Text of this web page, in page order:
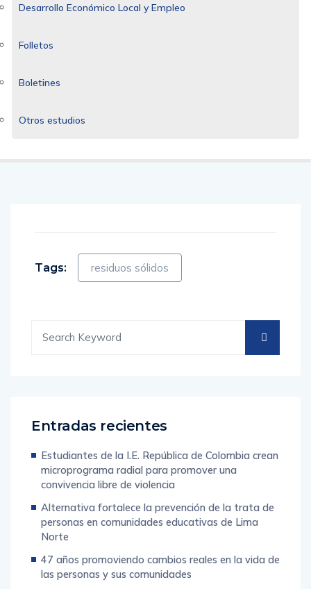
Desarrollo Económico Local y Empleo
Folletos
Boletines
Otros estudios
Tags: residuos sólidos
Entradas recientes
Estudiantes de la I.E. República de Colombia crean
microprograma radial para promover una
convivencia libre de violencia
Alternativa fortalece la prevención de la trata de
personas en comunidades educativas de Lima
Norte
47 años promoviendo cambios reales en la vida de
las personas y sus comunidades